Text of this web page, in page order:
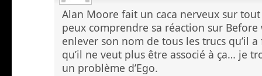
Alan Moore fait un caca nerveux sur
peux comprendre sa réaction sur
enlever son nom de tous les trucs qu’il
qu’il ne veut plus être associé à ça… je
un problème d’Ego.